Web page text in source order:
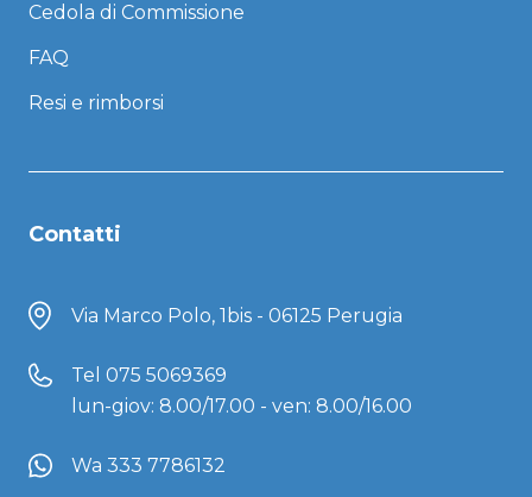
Cedola di Commissione
FAQ
Resi e rimborsi
Contatti
Via Marco Polo, 1bis - 06125 Perugia
Tel 075 5069369
lun-giov: 8.00/17.00 - ven: 8.00/16.00
Wa 333 7786132